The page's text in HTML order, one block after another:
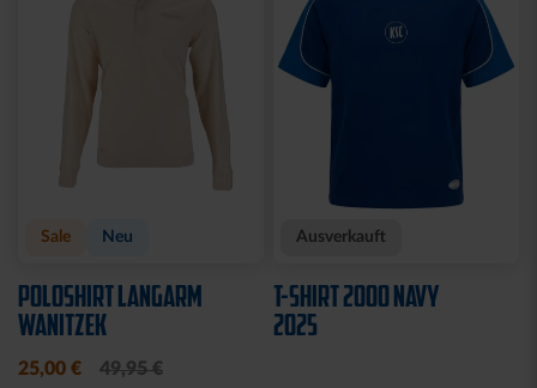
Sale Neu
POLOSHIRT LANGARM
WANITZEK
25,00 € 49,95 €
Ausverkauft
T-SHIRT 2000 NAVY
2025